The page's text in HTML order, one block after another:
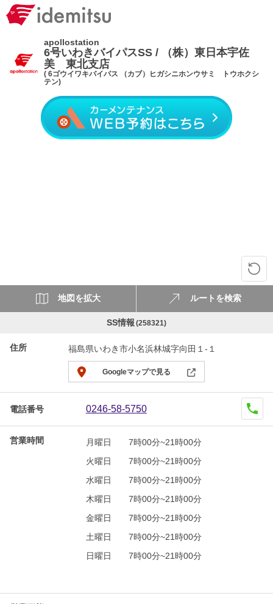
apollostation
6号いわきバイパスSS / （株）東日本宇佐
美 東北支店
( 6ゴウイワキバイパス （カブ）ヒガシニホンウサミ トウホクシ
テン)
SS情報 (258321)
住所 福島県いわき市小名浜林城字向田１-１
Googleマップで見る
電話番号 0246-58-5750
営業時間 月曜日
7時00分~21時00分
火曜日
7時00分~21時00分
水曜日
7時00分~21時00分
木曜日
7時00分~21時00分
金曜日
7時00分~21時00分
土曜日
7時00分~21時00分
日曜日
7時00分~21時00分
地図を拡大 ルートを検索